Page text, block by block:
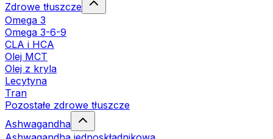
Zdrowe tłuszcze
Omega 3
Omega 3-6-9
CLA i HCA
Olej MCT
Olej z kryla
Lecytyna
Tran
Pozostałe zdrowe tłuszcze
Ashwagandha